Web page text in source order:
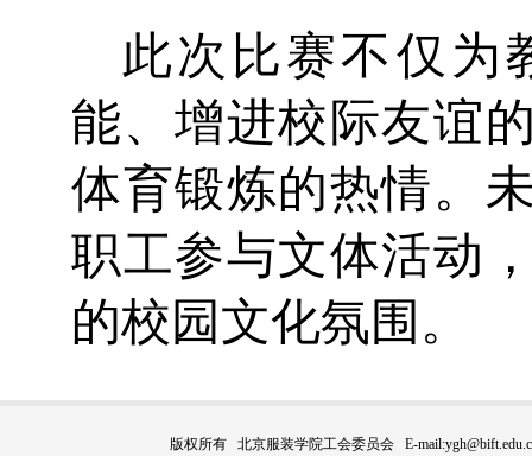
此次比赛不仅为
能、增进校际友谊
体育锻炼的热情。
职工参与文体活动
的校园文化氛围。
版权所有 北京服装学院工会委员会 E-